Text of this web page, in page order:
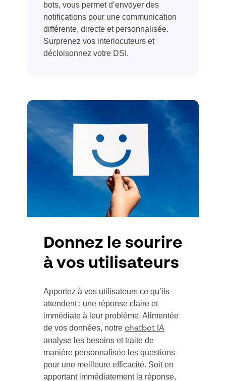
bots, vous permet d’envoyer des
notifications pour une communication
différente, directe et personnalisée.
Surprenez vos interlocuteurs et
décloisonnez votre DSI.
Donnez le sourire
à vos utilisateurs
Apportez à vos utilisateurs ce qu’ils
attendent : une réponse claire et
immédiate à leur problème. Alimentée
de vos données, notre chatbot IA
analyse les besoins et traite de
manière personnalisée les questions
pour une meilleure efficacité. Soit en
apportant immédiatement la réponse,